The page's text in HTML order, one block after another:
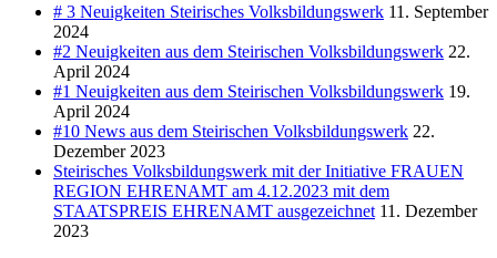
# 3 Neuigkeiten Steirisches Volksbildungswerk 11. September
2024
#2 Neuigkeiten aus dem Steirischen Volksbildungswerk 22.
April 2024
#1 Neuigkeiten aus dem Steirischen Volksbildungswerk 19.
April 2024
#10 News aus dem Steirischen Volksbildungswerk 22.
Dezember 2023
Steirisches Volksbildungswerk mit der Initiative FRAUEN
REGION EHRENAMT am 4.12.2023 mit dem
STAATSPREIS EHRENAMT ausgezeichnet 11. Dezember
2023